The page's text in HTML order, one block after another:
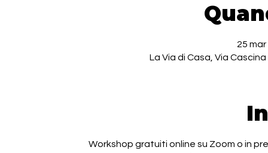
25 mar
La Via di Casa, Via
Workshop gratuiti online su Zoom o in